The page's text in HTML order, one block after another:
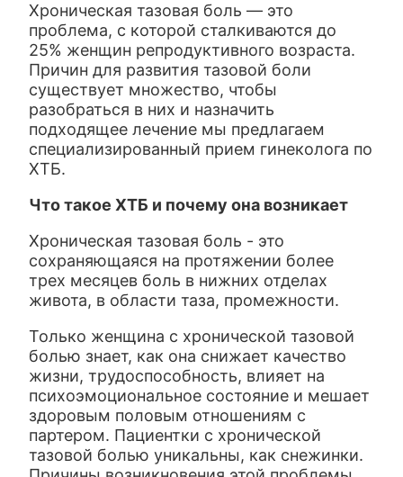
Хроническая тазовая боль — это
проблема, с которой сталкиваются до
25% женщин репродуктивного возраста.
Причин для развития тазовой боли
существует множество, чтобы
разобраться в них и назначить
подходящее лечение мы предлагаем
специализированный прием гинеколога по
ХТБ.
Что такое ХТБ и почему она возникает
Хроническая тазовая боль - это
сохраняющаяся на протяжении более
трех месяцев боль в нижних отделах
живота, в области таза, промежности.
Только женщина с хронической тазовой
болью знает, как она снижает качество
жизни, трудоспособность, влияет на
психоэмоциональное состояние и мешает
здоровым половым отношениям с
партером. Пациентки с хронической
тазовой болью уникальны, как снежинки.